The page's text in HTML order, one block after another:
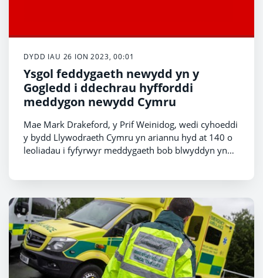
DYDD IAU 26 ION 2023, 00:01
Ysgol feddygaeth newydd yn y
Gogledd i ddechrau hyfforddi
meddygon newydd Cymru
Mae Mark Drakeford, y Prif Weinidog, wedi cyhoeddi
y bydd Llywodraeth Cymru yn ariannu hyd at 140 o
leoliadau i fyfyrwyr meddygaeth bob blwyddyn yn